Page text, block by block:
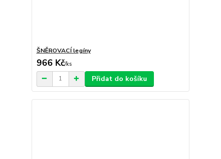
ŠNĚROVACÍ legíny
966 Kč/ks
Přidat do košíku